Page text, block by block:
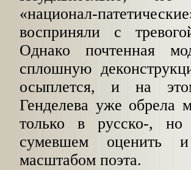
«национал-
восприняли с
Однако почтенная
сплошную
осыплется, и на
Генделева уже обрела
только в русско-,
сумевшем оценить
масштабом поэта.